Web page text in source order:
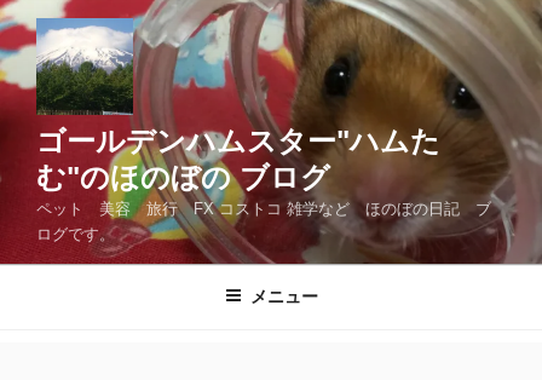
コ
テ
ン
ス
ゴールデンハムスター"ハムた
む"のほのぼの ブログ
ペット 美容 旅行 FX コストコ 雑学など ほのぼの日記 ブ
ログです。
メニュー